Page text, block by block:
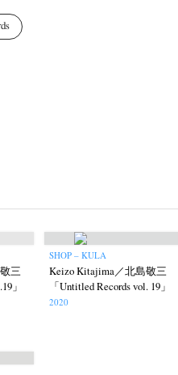
三
」
SHOP – KULA
Keizo Kitajima／北島敬三
「Untitled Records vol. 19」
2020